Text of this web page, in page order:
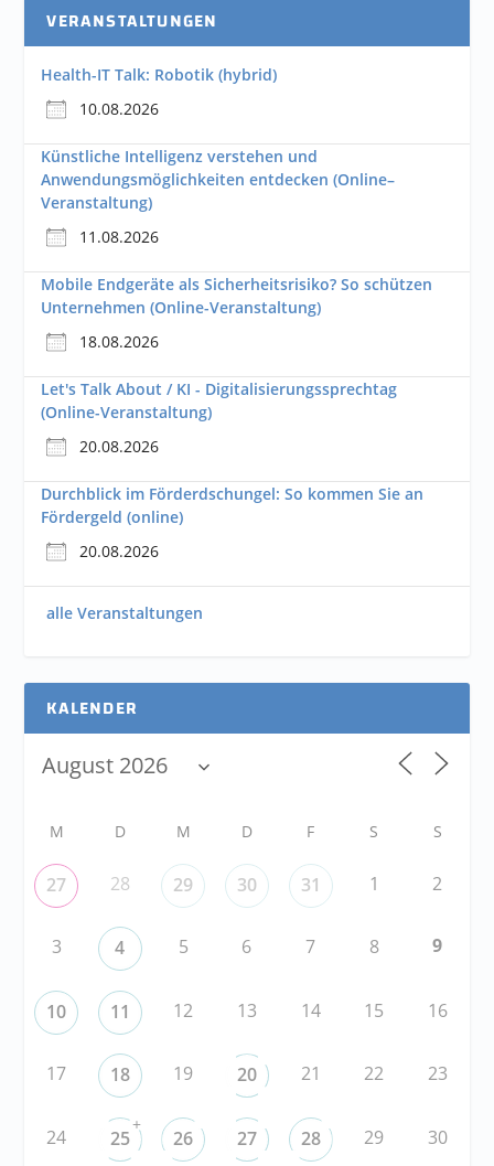
VERANSTALTUNGEN
Health-IT Talk: Robotik (hybrid)
10.08.2026
Künstliche Intelligenz verstehen und
Anwendungsmöglichkeiten entdecken (Online–
Veranstaltung)
11.08.2026
Mobile Endgeräte als Sicherheitsrisiko? So schützen
Unternehmen (Online-Veranstaltung)
18.08.2026
Let's Talk About / KI - Digitalisierungssprechtag
(Online-Veranstaltung)
20.08.2026
Durchblick im Förderdschungel: So kommen Sie an
Fördergeld (online)
20.08.2026
alle Veranstaltungen
KALENDER
M D M D F S S
27 28 29 30 31 1 2
3 4 5 6 7 8 9
10 11 12 13 14 15 16
17 18 19 20 21 22 23
24 25
+
26 27 28 29 30